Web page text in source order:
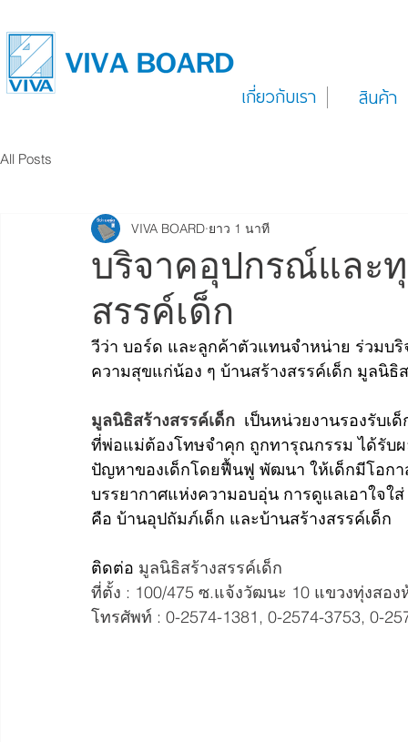
เกี่ยวกับเรา สินค้า
All Posts
บริจาคอุปกรณ์และ
สรรค์เด็ก
VIVA BOARD ยาว 1 นาที
วีว่า บอร์ด และลูกค้าตัวแทนจำหน่าย ร่วม
ความสุขแก่น้อง ๆ บ้านสร้างสรรค์เด็ก มูลนิ
มูลนิธิสร้างสรรค์เด็ก เป็นหน่วยงานรองรับเ
ที่พ่อแม่ต้องโทษจําคุก ถูกทารุณกรรม ได้รับ
ปัญหาของเด็กโดยฟื้นฟู พัฒนา ให้เด็กมีโอ
บรรยากาศแห่งความอบอุ่น การดูแลเอาใจ
คือ บ้านอุปถัมภ์เด็ก และบ้านสร้างสรรค์เด็ก
ติดต่อ มูลนิธิสร้างสรรค์เด็ก
ที่ตั้ง : 100/475 ซ.แจ้งวัฒนะ 10 แขวงทุ่งสอง
โทรศัพท์ : 0-2574-1381, 0-2574-3753, 0-